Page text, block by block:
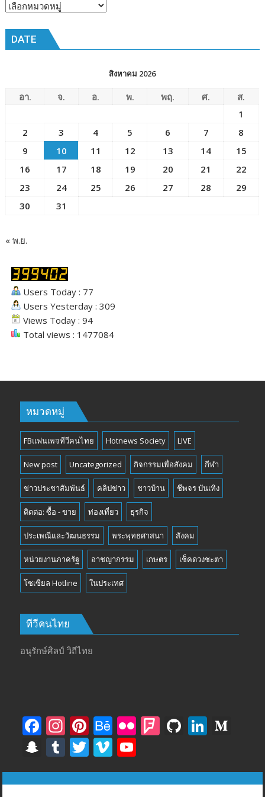
หัวข้อ
DATE
สิงหาคม 2026
อา. จ. อ. พ. พฤ. ศ.
ส.
1
2
3 4 5 6 7
8
9
10 11 12 13 14
15
16
17 18 19 20 21
22
23
24 25 26 27 28
29
30
31
« พ.ย.
Users Today : 77
Users Yesterday : 309
Views Today : 94
Total views : 1477084
หมวดหมู่
FBแฟนเพจทีวีคนไทย Hotnews Society LIVE
New post Uncategorized กิจกรรมเพื่อสังคม กีฬา
ข่าวประชาสัมพันธ์ คลิปข่าว ชาวบ้าน ชีพจร บันเทิง
ติดต่อ: ซื้อ - ขาย ท่องเที่ยว ธุรกิจ
ประเพณีและวัฒนธรรม พระพุทธศาสนา สังคม
หน่วยงานภาครัฐ อาชญากรรม เกษตร เช็คดวงชะตา
โซเซียล Hotline ในประเทศ
ทีวีคนไทย
อนุรักษ์ศิลป์ วิถีไทย
F
ac
e
b
In
st
a
gr
Pi
nt
er
e
B
e
h
a
Fli F
rs
Gi
u
Li
e u
S
n
a
T
u
m
T
w
itt
Vi
m
e
o
u